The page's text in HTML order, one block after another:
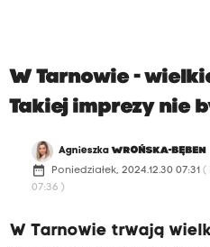
W Tarnowie -
Takiej imprezy nie
AgnieszkaWROŃSKA-BĘBEN
date_range Poniedziałek, 2024.12.30 07:31 (
07:36 )
W Tarnowie trwają